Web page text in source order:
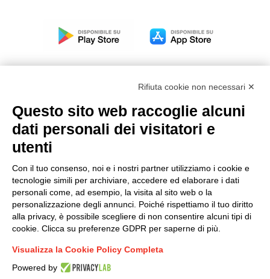
LINKEDIN YOUTUBE
Modello organizzativo, gestione e controllo – D. lgs.
231/2001
Condizioni generali di vendita DKC Power Solutions
Condizioni generali di acquisto
Codice etico
Rifiuta cookie non necessari ✕
Questo sito web raccoglie alcuni
dati personali dei visitatori e
utenti
Con il tuo consenso, noi e i nostri partner utilizziamo i cookie e
tecnologie simili per archiviare, accedere ed elaborare i dati
personali come, ad esempio, la visita al sito web o la
personalizzazione degli annunci. Poiché rispettiamo il tuo diritto
alla privacy, è possibile scegliere di non consentire alcuni tipi di
cookie. Clicca su preferenze GDPR per saperne di più.
Visualizza la Cookie Policy Completa
Powered by